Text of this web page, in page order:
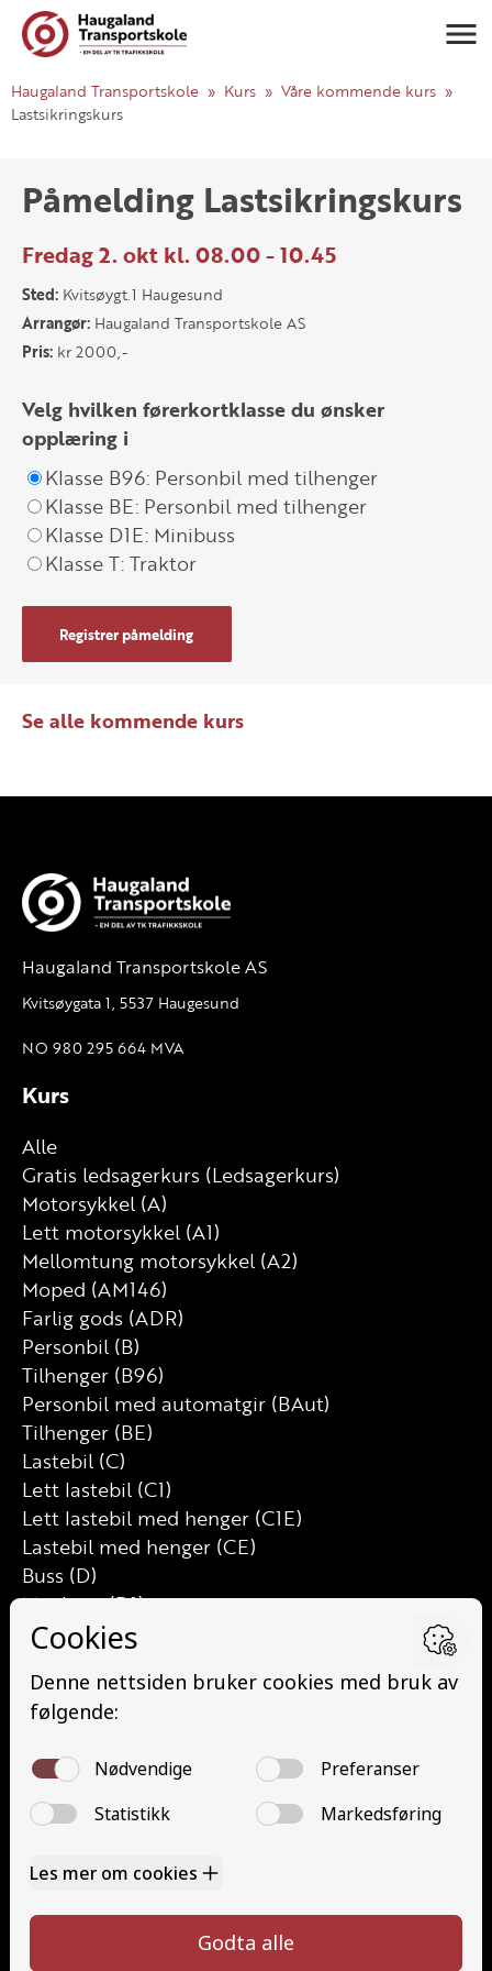
Haugaland Transportskole Kurs
Våre kommende kurs
Lastsikringskurs
Påmelding Lastsikringskurs
Fredag 2. okt kl. 08.00 - 10.45
Sted: Kvitsøygt.1 Haugesund
Arrangør: Haugaland Transportskole AS
Pris: kr 2000,-
Velg hvilken førerkortklasse du ønsker
opplæring i
Klasse B96: Personbil med tilhenger
Klasse BE: Personbil med tilhenger
Klasse D1E: Minibuss
Klasse T: Traktor
Registrer påmelding
Se alle kommende kurs
Haugaland Transportskole AS
Kvitsøygata 1, 5537 Haugesund
NO 980 295 664 MVA
Kurs
Alle
Gratis ledsagerkurs (Ledsagerkurs)
Motorsykkel (A)
Lett motorsykkel (A1)
Mellomtung motorsykkel (A2)
Moped (AM146)
Farlig gods (ADR)
Personbil (B)
Tilhenger (B96)
Personbil med automatgir (BAut)
Tilhenger (BE)
Lastebil (C)
Lett lastebil (C1)
Lett lastebil med henger (C1E)
Lastebil med henger (CE)
Buss (D)
Minibuss (D1)
Minibuss med henger (D1E)
Traktor (T)
Traktor (T141 og T148)
Trafikalt grunnkurs (TG)
Gods (YDG – YSK)
Person (YDP – YSK)
Kontakt
Priser
52 70 87 90
post@haugaland-as.no